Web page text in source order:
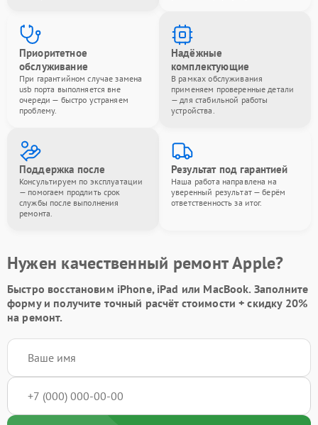
Приоритетное
обслуживание
При гарантийном случае замена
usb порта выполняется вне
очереди — быстро устраняем
проблему.
Надёжные
комплектующие
В рамках обслуживания
применяем проверенные детали
— для стабильной работы
устройства.
Поддержка после
Консультируем по эксплуатации
— помогаем продлить срок
службы после выполнения
ремонта.
Результат под гарантией
Наша работа направлена на
уверенный результат — берём
ответственность за итог.
Нужен качественный ремонт Apple?
Быстро восстановим iPhone, iPad или MacBook. Заполните
формуи получите точный расчёт стоимости +скидку 20%
на ремонт.